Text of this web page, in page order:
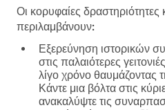
Οι κορυφαίες
περιλαμβάνουν:
Εξερεύνηση ιστορικών
στις παλαιότερες
λίγο χρόνο θαυμάζοντας
Κάντε μια βόλτα στις
ανακαλύψτε τις